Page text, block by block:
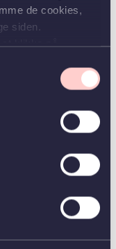
de cookies,
siden.